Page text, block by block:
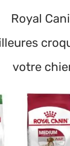
Royal
votre